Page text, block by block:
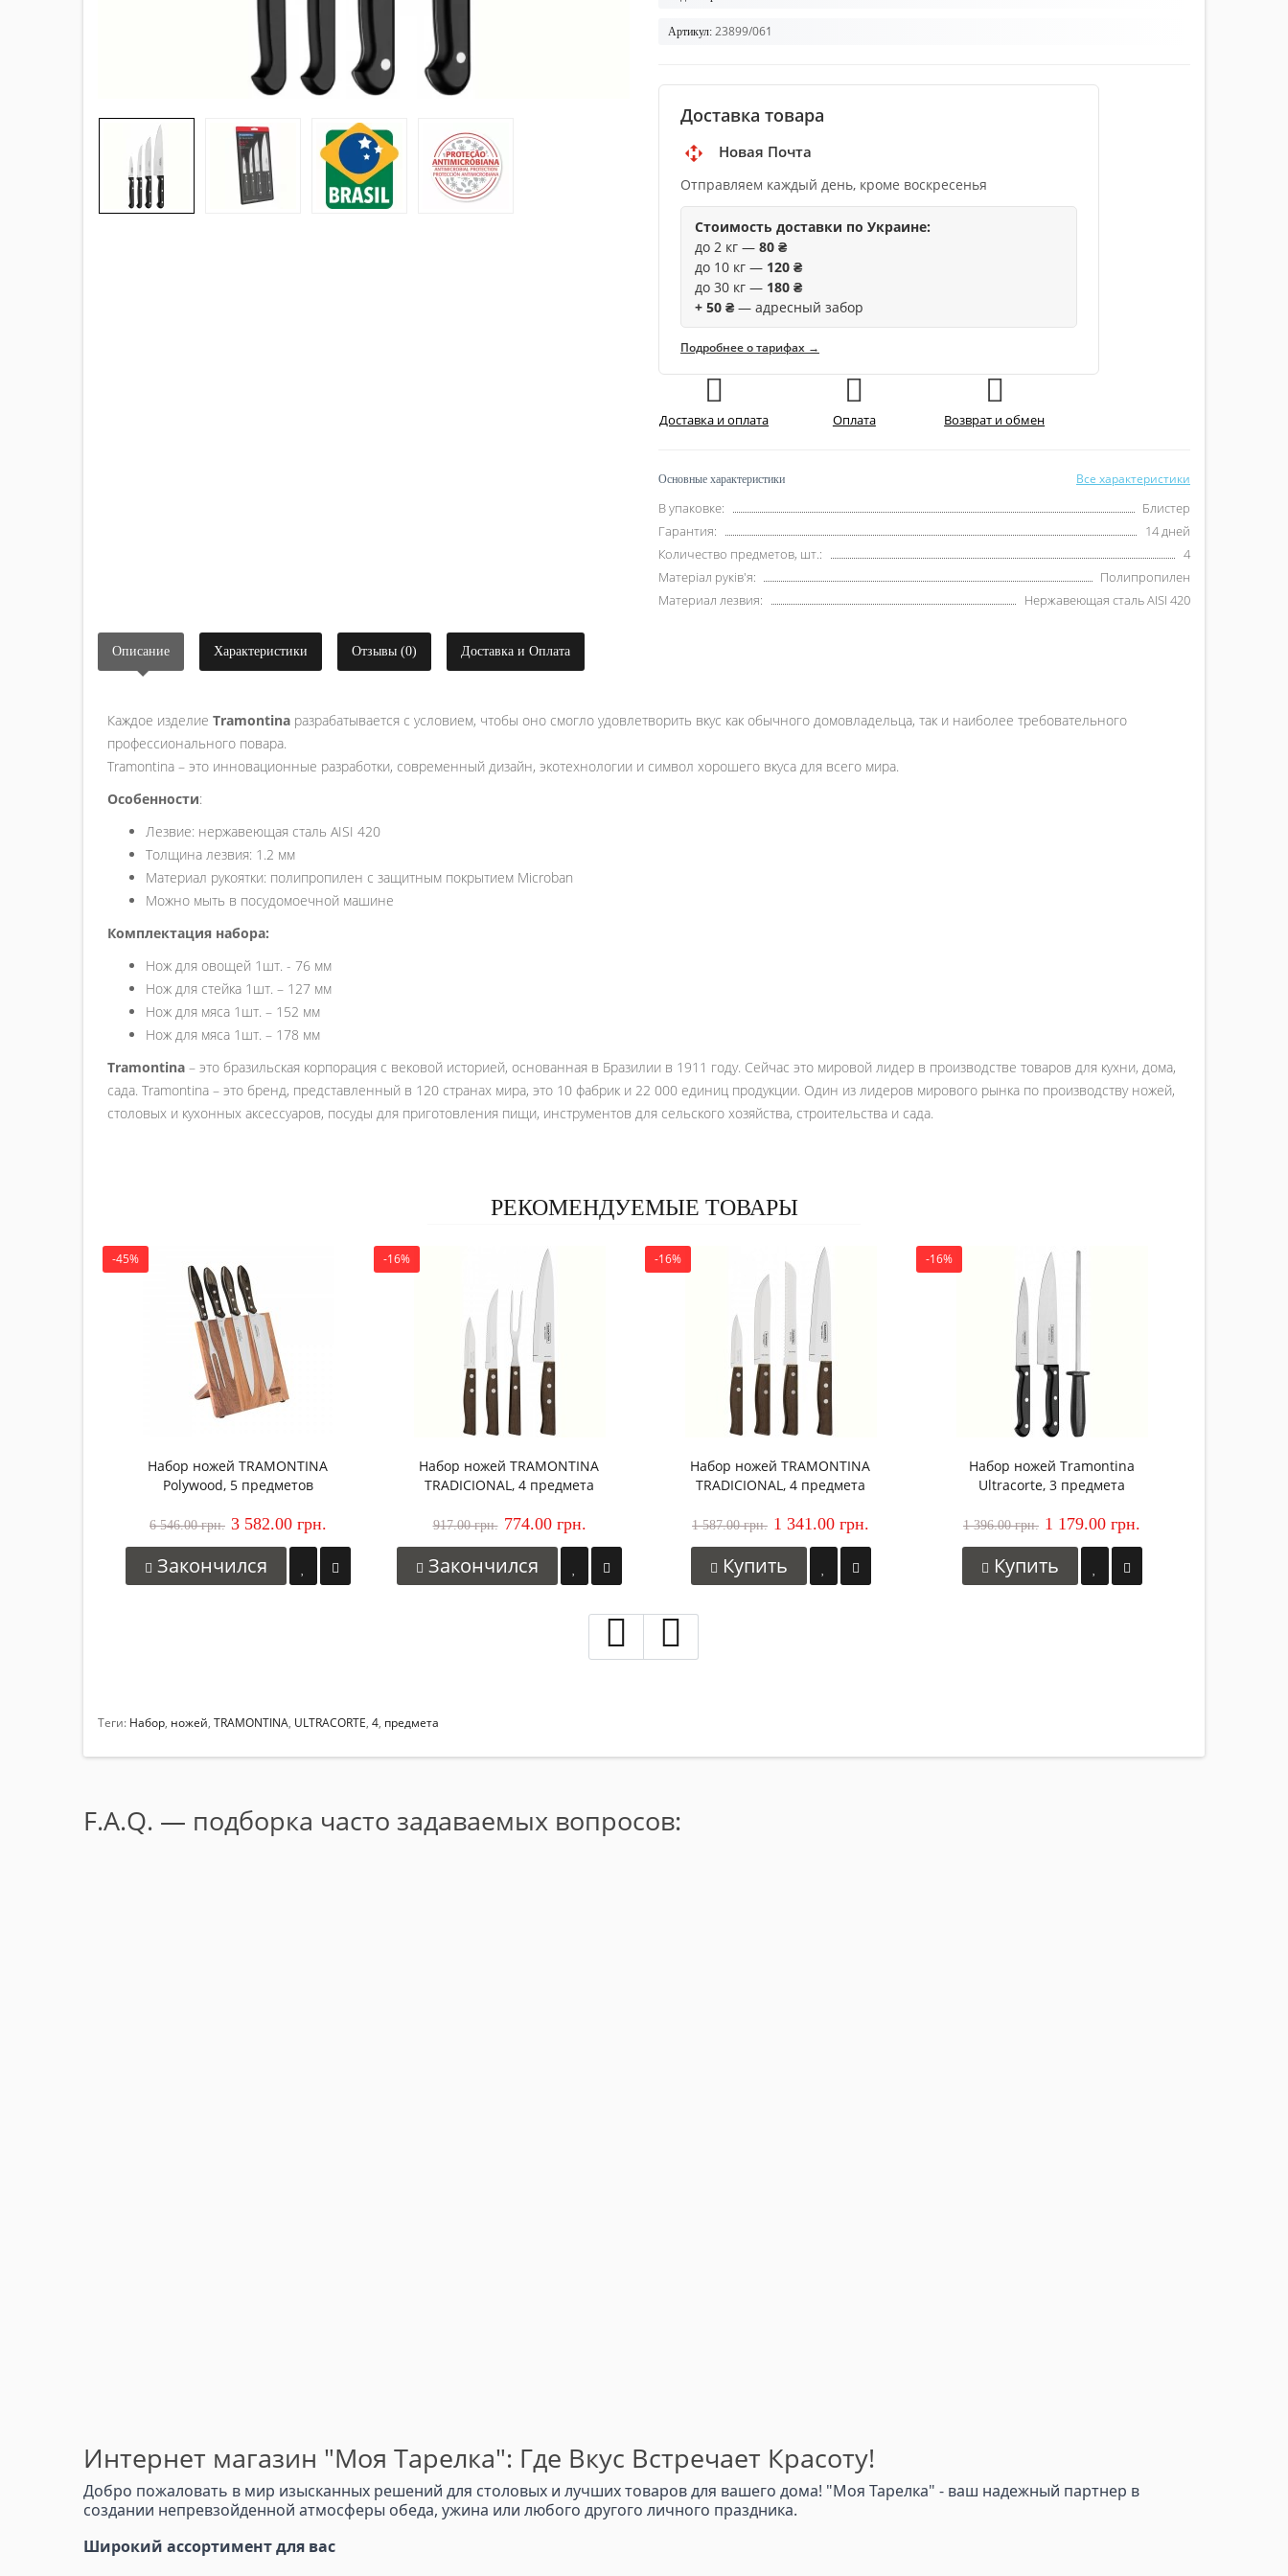
Артикул: 23899/061
Доставка товара
Новая Почта
Отправляем каждый день, кроме воскресенья
Стоимость доставки по Украине:
до 2 кг — 80 ₴
до 10 кг — 120 ₴
до 30 кг — 180 ₴
+ 50 ₴ — адресный забор
Подробнее о тарифах →
Доставка и оплата Оплата Возврат и обмен
Основные характеристики Все характеристики
В упаковке:
Блистер
Гарантия:
14 дней
Количество предметов, шт.:
4
Матеріал руків'я:
Полипропилен
Материал лезвия:
Нержавеющая сталь AISI 420
Описание Характеристики Отзывы (0) Доставка и Оплата
Каждое изделие Tramontina разрабатывается с условием, чтобы оно смогло удовлетворить вкус как обычного домовладельца, так и наиболее требовательного
профессионального повара.
Tramontina – это инновационные разработки, современный дизайн, экотехнологии и символ хорошего вкуса для всего мира.
Особенности:
Лезвие: нержавеющая сталь AISI 420
Толщина лезвия: 1.2 мм
Материал рукоятки: полипропилен с защитным покрытием Microban
Можно мыть в посудомоечной машине
Комплектация набора:
Нож для овощей 1шт. - 76 мм
Нож для стейка 1шт. – 127 мм
Нож для мяса 1шт. – 152 мм
Нож для мяса 1шт. – 178 мм
Tramontina – это бразильская корпорация с вековой историей, основанная в Бразилии в 1911 году. Сейчас это мировой лидер в производстве товаров для кухни, дома,
сада. Tramontina – это бренд, представленный в 120 странах мира, это 10 фабрик и 22 000 единиц продукции. Один из лидеров мирового рынка по производству ножей,
столовых и кухонных аксессуаров, посуды для приготовления пищи, инструментов для сельского хозяйства, строительства и сада.
РЕКОМЕНДУЕМЫЕ ТОВАРЫ
-45%
Набор ножей TRAMONTINA
Polywood, 5 предметов
6 546.00 грн. 3 582.00 грн.
Закончился
-16%
Набор ножей TRAMONTINA
TRADICIONAL, 4 предмета
917.00 грн. 774.00 грн.
Закончился
-16%
Набор ножей TRAMONTINA
TRADICIONAL, 4 предмета
1 587.00 грн. 1 341.00 грн.
Купить
-16%
Набор ножей Tramontina
Ultracorte, 3 предмета
1 396.00 грн. 1 179.00 грн.
Купить
Теги: Набор, ножей, TRAMONTINA, ULTRACORTE, 4, предмета
F.A.Q. — подборка часто задаваемых вопросов:
Интернет магазин "Моя Тарелка": Где Вкус Встречает Красоту!
Добро пожаловать в мир изысканных решений для столовых и лучших товаров для вашего дома! "Моя Тарелка" - ваш надежный партнер в
создании непревзойденной атмосферы обеда, ужина или любого другого личного праздника.
Широкий ассортимент для вас